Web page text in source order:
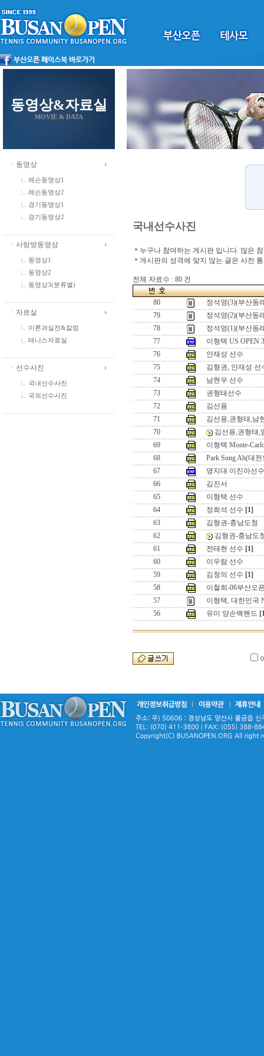
동영상&자료실
MOVIE & DATA
ㆍ동영상
레슨동영상1
레슨동영상2
경기동영상1
경기동영상2
ㆍ사랑방동영상
동영상1
동영상2
동영상3(분류별)
ㆍ자료실
이론과실전&칼럼
테니스자료실
ㆍ선수사진
국내선수사진
국외선수사진
국내선수사진
＊누구나 참여하는 게시판 입니다. 많은
＊게시판의 성격에 맞지 않는 글은 사전
전체 자료수 : 80 건
80
정석영(3)(부산동
79
정석영(2)(부산동
78
정석영(1)(부산동
77
이형택 US OPEN
76
안재성 선수
75
김형권, 안재성 선
74
남현우 선수
73
권형태선수
72
김선용
71
김선용,권형태,남
70
김선용,권형태,
69
이형택 Monte-
68
Park Sung Ah(대
67
명지대 이진아선
66
김진서
65
이형택 선수
64
정희석 선수 [1]
63
김형권-충남도청
62
김형권-충남도
61
전태현 선수 [1]
60
이우람 선수
59
김청의 선수 [1]
58
이철희-06부산오
57
이형택, 대한민국
56
유미 양손백핸드